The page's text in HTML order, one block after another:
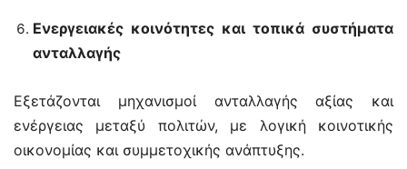
Ενεργειακές κοινότητες και τοπικά συστήματα
ανταλλαγής
Εξετάζονται μηχανισμοί ανταλλαγής αξίας και
ενέργειας μεταξύ πολιτών, με λογική κοινοτικής
οικονομίας και συμμετοχικής ανάπτυξης.